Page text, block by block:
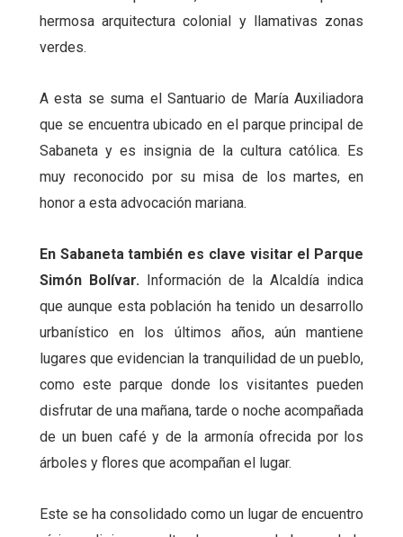
hermosa arquitectura colonial y llamativas zonas
verdes.
A esta se suma el Santuario de María Auxiliadora
que se encuentra ubicado en el parque principal de
Sabaneta y es insignia de la cultura católica. Es
muy reconocido por su misa de los martes, en
honor a esta advocación mariana.
En Sabaneta también es clave visitar el Parque
Simón Bolívar. Información de la Alcaldía indica
que aunque esta población ha tenido un desarrollo
urbanístico en los últimos años, aún mantiene
lugares que evidencian la tranquilidad de un pueblo,
como este parque donde los visitantes pueden
disfrutar de una mañana, tarde o noche acompañada
de un buen café y de la armonía ofrecida por los
árboles y flores que acompañan el lugar.
Este se ha consolidado como un lugar de encuentro